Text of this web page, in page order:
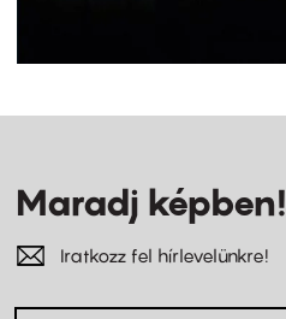
Maradj képben!
Iratkozz fel hírlevelünkre!